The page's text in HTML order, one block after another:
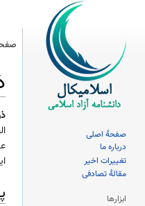
صفحهٔ اصلی
درباره ما
تغییرات اخیر
مقالهٔ تصادفی
ابزارها